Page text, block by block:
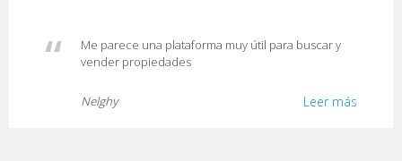
Me parece una plataforma muy útil para buscar y
vender propiedades
Leer más
Nelghy